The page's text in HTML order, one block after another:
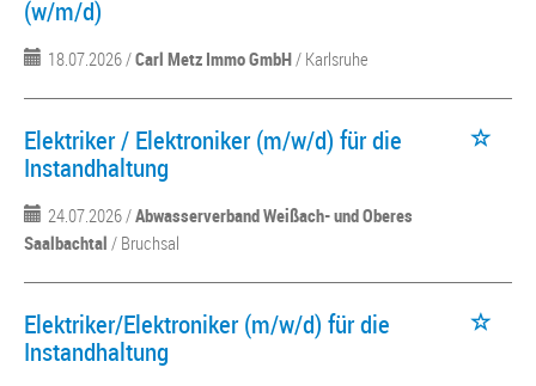
(w/m/d)
18.07.2026 /Carl Metz Immo GmbH/ Karlsruhe
Elektriker / Elektroniker (m/w/d) für die
Instandhaltung
24.07.2026 /Abwasserverband Weißach- und Oberes
Saalbachtal / Bruchsal
Elektriker/Elektroniker (m/w/d) für die
Instandhaltung